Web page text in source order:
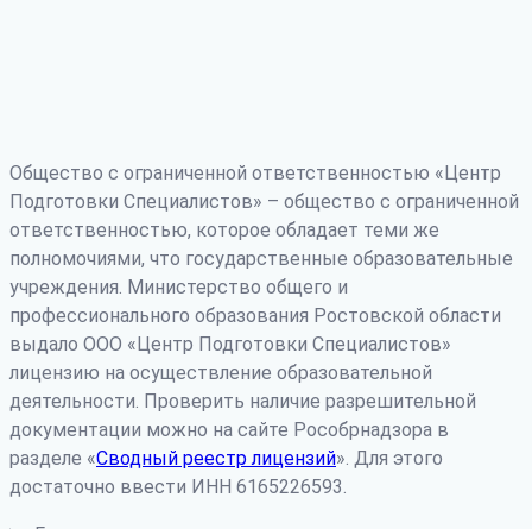
Общество с ограниченной ответственностью «Центр
Подготовки Специалистов» – общество с ограниченной
ответственностью, которое обладает теми же
полномочиями, что государственные образовательные
учреждения. Министерство общего и
профессионального образования Ростовской области
выдало ООО «Центр Подготовки Специалистов»
лицензию на осуществление образовательной
деятельности. Проверить наличие разрешительной
документации можно на сайте Рособрнадзора в
разделе «Сводный реестр лицензий». Для этого
достаточно ввести ИНН 6165226593.